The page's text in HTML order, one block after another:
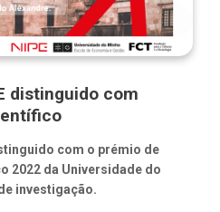
distinguido com
com o prémio de
2022 da Universidade do
investigação.